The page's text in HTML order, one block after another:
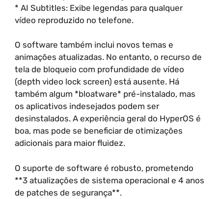
* AI Subtitles: Exibe legendas para qualquer
vídeo reproduzido no telefone.
O software também inclui novos temas e
animações atualizadas. No entanto, o recurso de
tela de bloqueio com profundidade de vídeo
(depth video lock screen) está ausente. Há
também algum *bloatware* pré-instalado, mas
os aplicativos indesejados podem ser
desinstalados. A experiência geral do HyperOS é
boa, mas pode se beneficiar de otimizações
adicionais para maior fluidez.
O suporte de software é robusto, prometendo
**3 atualizações de sistema operacional e 4 anos
de patches de segurança**.